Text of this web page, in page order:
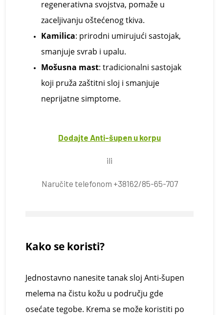
regenerativna svojstva, pomaže u
zaceljivanju oštećenog tkiva.
Kamilica: prirodni umirujući sastojak,
smanjuje svrab i upalu.
Mošusna mast: tradicionalni sastojak
koji pruža zaštitni sloj i smanjuje
neprijatne simptome.
Dodajte Anti-šupen u korpu
ili
Naručite telefonom +38162/85-65-707
Kako se koristi?
Jednostavno nanesite tanak sloj Anti-šupen
melema na čistu kožu u području gde
osećate tegobe. Krema se može koristiti po